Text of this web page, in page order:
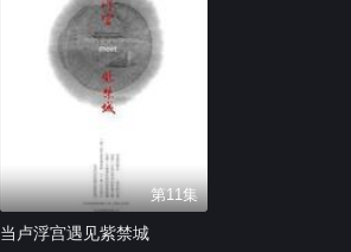
第11集
当卢浮宫遇见紫禁城